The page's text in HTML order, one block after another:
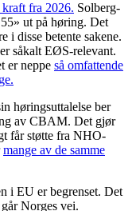
fra 2026. Solberg-
ut på høring. Det
i disse betente sakene.
såkalt EØS-relevant.
er neppe så omfattende
høringsuttalelse ber
av CBAM. Det gjør
får støtte fra NHO-
mange av de samme
i EU er begrenset. Det
Norges vei.